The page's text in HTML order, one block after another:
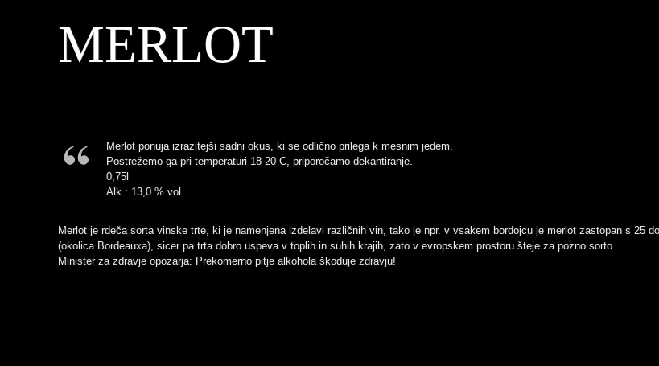
MERLOT
Merlot ponuja izrazitejši sadni okus, ki se odlično prilega k mesnim jedem.
Postrežemo ga pri temperaturi 18-20 C, priporočamo dekantiranje.
0,75l
Alk.: 13,0 % vol.
Merlot je rdeča sorta vinske trte, ki je namenjena izdelavi različnih vin, tako je npr. v vsakem bordojcu je merlot zastopan s 25
(okolica Bordeauxa), sicer pa trta dobro uspeva v toplih in suhih krajih, zato v evropskem prostoru šteje za pozno sorto.
Minister za zdravje opozarja: Prekomerno pitje alkohola škoduje zdravju!